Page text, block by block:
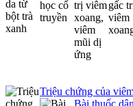
Triệu chứng của
Bài thuốc